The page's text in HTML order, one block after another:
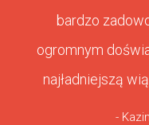
bardzo
ogromnym
najładniejszą
-